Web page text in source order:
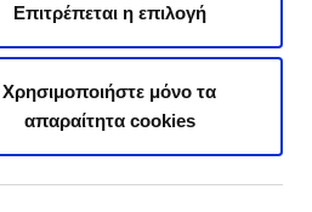
Επιτρέπεται η επιλογή
Χρησιμοποιήστε μόνο τα
απαραίτητα cookies